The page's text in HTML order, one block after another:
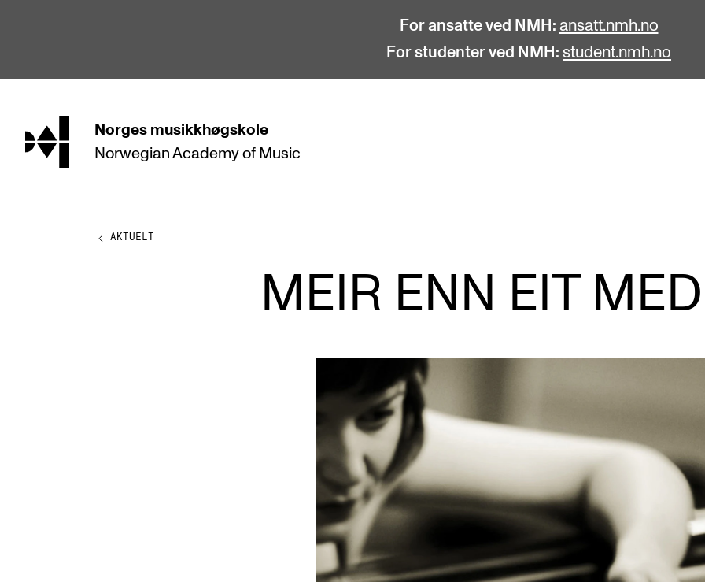
For ansatte ved NMH: ansatt.nmh.no
For studenter ved NMH: student.nmh.no
hjem Norges musikkhøgskole
Norwegian Academy of Music
STUDIER
Bachelor
Salane våre
AKTUELT
Arrangementer og konserter
Ledige stillinger
AKTUELT
MEIR ENN EIT